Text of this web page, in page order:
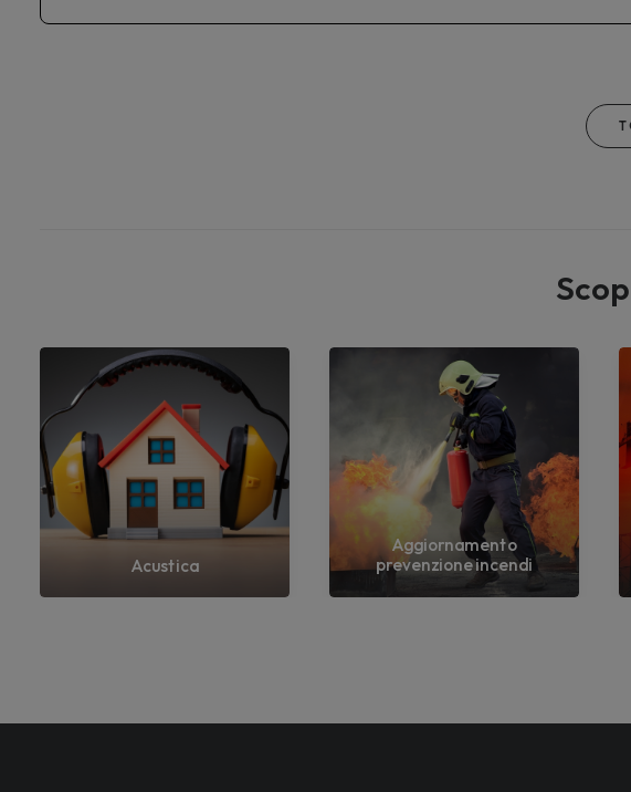
Acustica
Aggiornamento
prevenzione incendi